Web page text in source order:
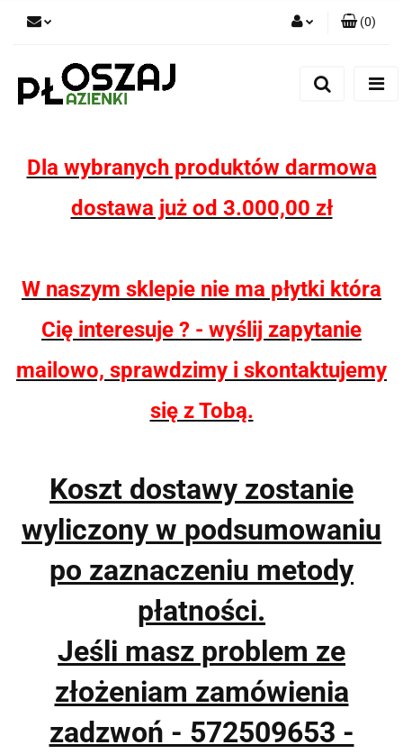
(0)
Dla wybranych produktów darmowa
dostawa już od 3.000,00 zł
W naszym sklepie nie ma płytki która
Cię interesuje ? - wyślij zapytanie
mailowo, sprawdzimy i skontaktujemy
się z Tobą.
Koszt dostawy zostanie
wyliczony w podsumowaniu
po zaznaczeniu metody
płatności.
Jeśli masz problem ze
złożeniam zamówienia
zadzwoń - 572509653 -